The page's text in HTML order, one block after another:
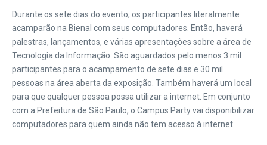
Durante os sete dias do evento, os participantes literalmente
acamparão na Bienal com seus computadores. Então, haverá
palestras, lançamentos, e várias apresentações sobre a área de
Tecnologia da Informação. São aguardados pelo menos 3 mil
participantes para o acampamento de sete dias e 30 mil
pessoas na área aberta da exposição. Também haverá um local
para que qualquer pessoa possa utilizar a internet. Em conjunto
com a Prefeitura de São Paulo, o Campus Party vai disponibilizar
computadores para quem ainda não tem acesso à internet.